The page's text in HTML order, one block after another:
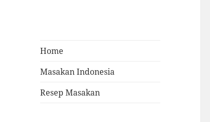
Home
Masakan Indonesia
Resep Masakan